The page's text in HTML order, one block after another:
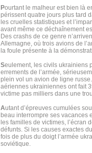
Pourtant le malheur est bien là
périssent quatre jours plus tard
les cruelles statistiques et
avant même ce déchaînement
Des crashs de ce genre
Allemagne, où trois avions de
la foule présente à la
Seulement, les civils ukrainiens
errements de l’armée,
plein vol un avion de ligne
aériennes ukrainiennes ont fait
victime pas milliers dans une
Autant d’épreuves cumulées
beau interrompre ses vacances
les familles de victimes, l’écran
défunts. Si les causes exactes
fois de plus du doigt l’armée
soviétique.